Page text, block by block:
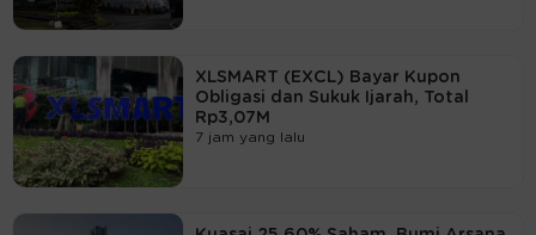
XLSMART (EXCL) Bayar Kupon
Obligasi dan Sukuk Ijarah, Total
Rp3,07M
7 jam yang lalu